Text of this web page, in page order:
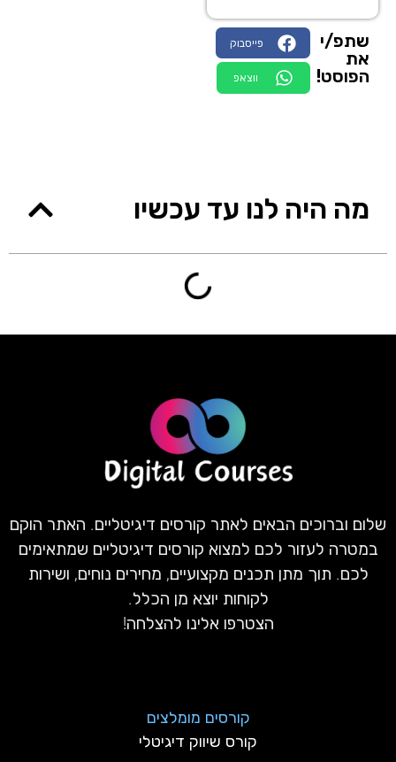
שתפ/י
את
הפוסט!
פייסבוק
ווצאפ
מה היה לנו עד עכשיו
שלום וברוכים הבאים לאתר קורסים דיגיטליים. האתר הוקם
במטרה לעזור לכם למצוא קורסים דיגיטליים שמתאימים
לכם. תוך מתן תכנים מקצועיים, מחירים נוחים, ושירות
לקוחות יוצא מן הכלל.
הצטרפו אלינו להצלחה!
קורסים מומלצים
קורס שיווק דיגיטלי